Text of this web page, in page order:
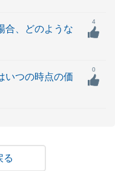
合、どのような
4
いつの時点の価
0
る